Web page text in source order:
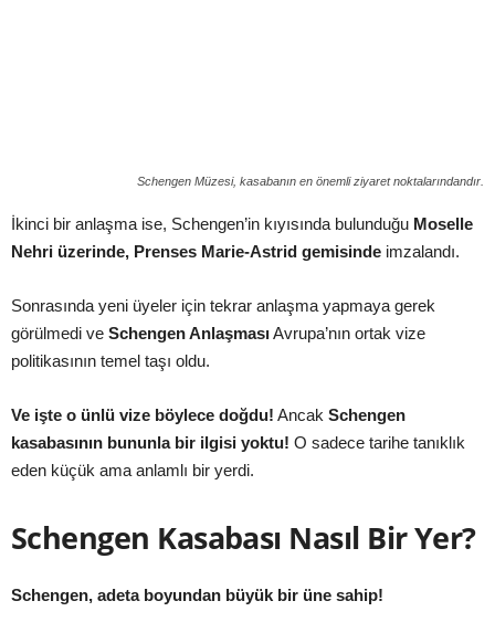
Schengen Müzesi, kasabanın en önemli ziyaret noktalarındandır.
İkinci bir anlaşma ise, Schengen’in kıyısında bulunduğu Moselle
Nehri üzerinde, Prenses Marie-Astrid gemisinde imzalandı.
Sonrasında yeni üyeler için tekrar anlaşma yapmaya gerek
görülmedi ve Schengen AnlaşmasıAvrupa’nın ortak vize
politikasının temel taşı oldu.
Ve işte o ünlü vize böylece doğdu! Ancak Schengen
kasabasının bununla bir ilgisi yoktu! O sadece tarihe tanıklık
eden küçük ama anlamlı bir yerdi.
Schengen Kasabası Nasıl Bir Yer?
Schengen, adeta boyundan büyük bir üne sahip!